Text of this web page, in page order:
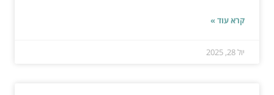
קרא עוד »
יול 28, 2025